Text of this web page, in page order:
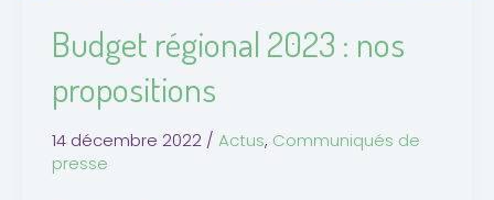
Budget régional 2023 : nos
propositions
14 décembre 2022 / Actus, Communiqués de
presse